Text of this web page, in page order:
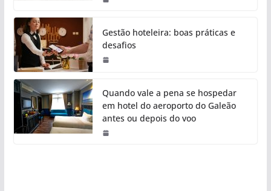
Gestão hoteleira: boas práticas e
desafios
Quando vale a pena se hospedar
em hotel do aeroporto do Galeão
antes ou depois do voo